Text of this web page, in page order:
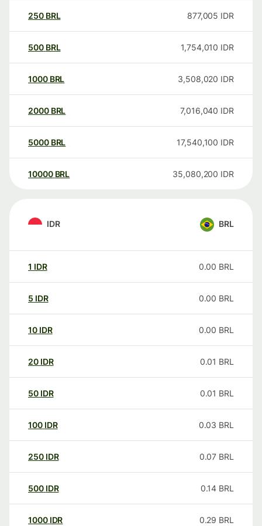
250 BRL 877,005 IDR
500 BRL 1,754,010 IDR
1000 BRL 3,508,020 IDR
2000 BRL 7,016,040 IDR
5000 BRL 17,540,100 IDR
10000 BRL 35,080,200 IDR
IDR BRL
1 IDR 0.00 BRL
5 IDR 0.00 BRL
10 IDR 0.00 BRL
20 IDR 0.01 BRL
50 IDR 0.01 BRL
100 IDR 0.03 BRL
250 IDR 0.07 BRL
500 IDR 0.14 BRL
1000 IDR 0.29 BRL